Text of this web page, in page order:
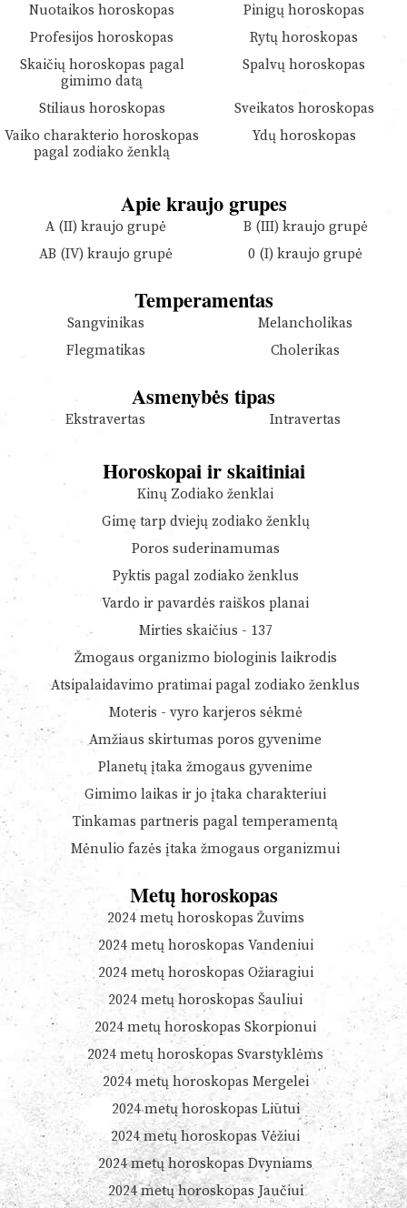
Nuotaikos horoskopas
Pinigų horoskopas
Profesijos horoskopas
Rytų horoskopas
Skaičių horoskopas pagal
gimimo datą
Spalvų horoskopas
Stiliaus horoskopas
Sveikatos horoskopas
Vaiko charakterio horoskopas
pagal zodiako ženklą
Ydų horoskopas
Apie kraujo grupes
A (II) kraujo grupė
B (III) kraujo grupė
AB (IV) kraujo grupė
0 (I) kraujo grupė
Temperamentas
Sangvinikas
Melancholikas
Flegmatikas
Cholerikas
Asmenybės tipas
Ekstravertas Intravertas
Horoskopai ir skaitiniai
Kinų Zodiako ženklai
Gimę tarp dviejų zodiako ženklų
Poros suderinamumas
Pyktis pagal zodiako ženklus
Vardo ir pavardės raiškos planai
Mirties skaičius - 137
Žmogaus organizmo biologinis laikrodis
Atsipalaidavimo pratimai pagal zodiako ženklus
Moteris - vyro karjeros sėkmė
Amžiaus skirtumas poros gyvenime
Planetų įtaka žmogaus gyvenime
Gimimo laikas ir jo įtaka charakteriui
Tinkamas partneris pagal temperamentą
Mėnulio fazės įtaka žmogaus organizmui
Metų horoskopas
2024 metų horoskopas Žuvims
2024 metų horoskopas Vandeniui
2024 metų horoskopas Ožiaragiui
2024 metų horoskopas Šauliui
2024 metų horoskopas Skorpionui
2024 metų horoskopas Svarstyklėms
2024 metų horoskopas Mergelei
2024 metų horoskopas Liūtui
2024 metų horoskopas Vėžiui
2024 metų horoskopas Dvyniams
2024 metų horoskopas Jaučiui